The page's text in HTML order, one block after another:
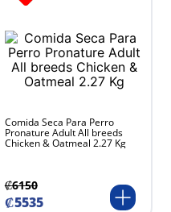
Comida Seca Para Perro
Pronature Adult All breeds
Chicken & Oatmeal 2.27 Kg
₡6150
₡5535